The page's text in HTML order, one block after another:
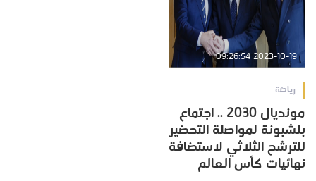
2023-10-19 09:26:54
رياضة
مونديال 2030 .. اجتماع
بلشبونة لمواصلة التحضير
للترشح الثلاثي لاستضافة
نهائيات كأس العالم